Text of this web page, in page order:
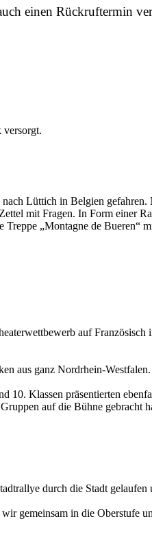
einen Rückruftermin
versorgt.
Lüttich in Belgien
mit Fragen. In Form einer
„Montagne de Bueren“
auf
aus ganz Nordrhein-
Klassen präsentierten
auf die Bühne gebracht
durch die Stadt
gemeinsam in die Oberstufe